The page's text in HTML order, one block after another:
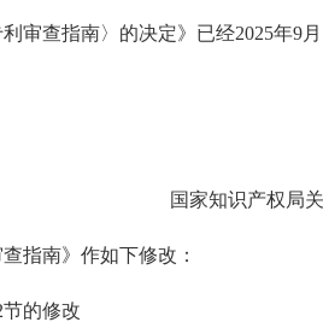
审查指南〉的决定》已经2025年9
国家知识产权局
指南》作如下修改：
的修改